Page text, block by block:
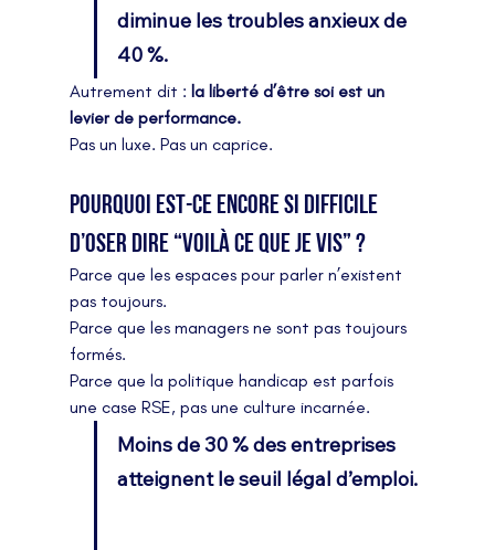
diminue les troubles anxieux de
40 %.
Autrement dit : la liberté d’être soi est un
levier de performance.
Pas un luxe. Pas un caprice.
Pourquoi est-ce encore si difficile
d’oser dire “voilà ce que je vis” ?
Parce que les espaces pour parler n’existent
pas toujours.
Parce que les managers ne sont pas toujours
formés.
Parce que la politique handicap est parfois
une case RSE, pas une culture incarnée.
Moins de 30 % des entreprises
atteignent le seuil légal d’emploi.